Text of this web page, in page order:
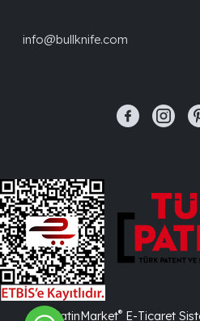
info@bullknife.com
PlatinMarket® E-Ticaret